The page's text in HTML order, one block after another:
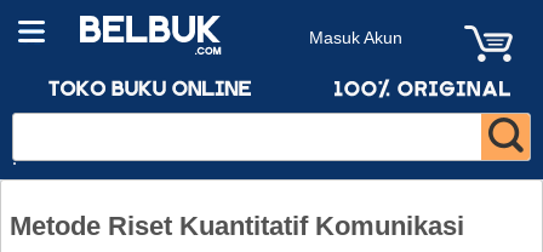
Masuk Akun
Metode Riset Kuantitatif Komunikasi